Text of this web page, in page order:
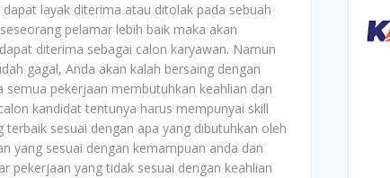
layak diterima atau ditolak pada sebuah
pelamar lebih baik maka akan
diterima sebagai calon karyawan. Namun
gagal, Anda akan kalah bersaing dengan
pekerjaan membutuhkan keahlian dan
kandidat tentunya harus mempunyai skill
sesuai dengan apa yang dibutuhkan oleh
yang sesuai dengan kemampuan anda dan
pekerjaan yang tidak sesuai dengan keahlian